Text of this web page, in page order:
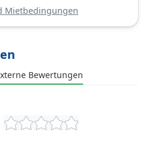
Mietbedingungen
Bewertungen